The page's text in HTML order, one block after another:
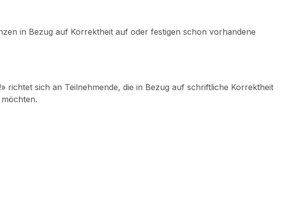
in Bezug auf Korrektheit auf oder festigen schon vorhandene
richtet sich an Teilnehmende, die in Bezug auf schriftliche Korrektheit